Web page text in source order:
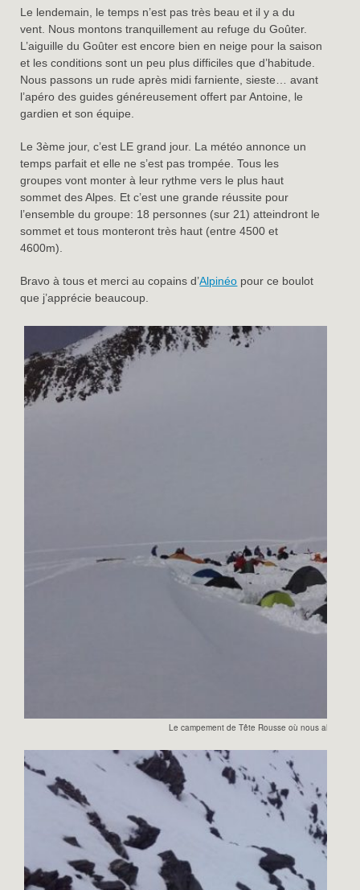
Le lendemain, le temps n’est pas très beau et il y a du
vent. Nous montons tranquillement au refuge du Goûter.
L’aiguille du Goûter est encore bien en neige pour la saison
et les conditions sont un peu plus difficiles que d’habitude.
Nous passons un rude après midi farniente, sieste… avant
l’apéro des guides généreusement offert par Antoine, le
gardien et son équipe.
Le 3ème jour, c’est LE grand jour. La météo annonce un
temps parfait et elle ne s’est pas trompée. Tous les
groupes vont monter à leur rythme vers le plus haut
sommet des Alpes. Et c’est une grande réussite pour
l’ensemble du groupe: 18 personnes (sur 21) atteindront le
sommet et tous monteront très haut (entre 4500 et
4600m).
Bravo à tous et merci au copains d’Alpinéo pour ce boulot
que j’apprécie beaucoup.
Le campement de Tête Rousse où nous allons